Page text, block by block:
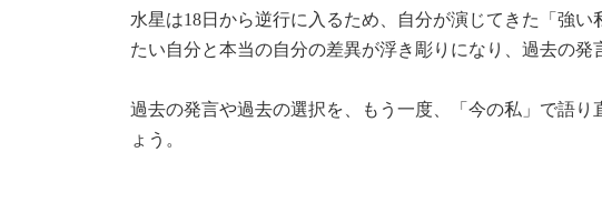
水星は18日から逆行に入るため、自分が演じてきた「強
たい自分と本当の自分の差異が浮き彫りになり、過去の
過去の発言や過去の選択を、もう一度、「今の私」で語
ょう。